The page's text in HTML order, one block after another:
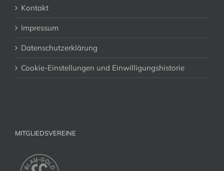
Kontakt
Impressum
Datenschutzerklärung
Cookie-Einstellungen und Einwilligungshistorie
MITGLIEDSVEREINE